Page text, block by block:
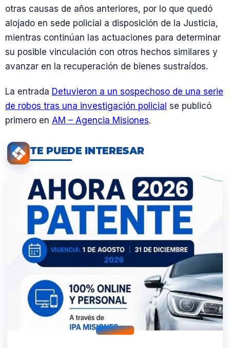
otras causas de años anteriores, por lo que quedó
alojado en sede policial a disposición de la Justicia,
mientras continúan las actuaciones para determinar
su posible vinculación con otros hechos similares y
avanzar en la recuperación de bienes sustraídos.
La entrada Detuvieron a un sospechoso de una serie
de robos tras una investigación policial se publicó
primero en AM – Agencia Misiones.
TE PUEDE INTERESAR